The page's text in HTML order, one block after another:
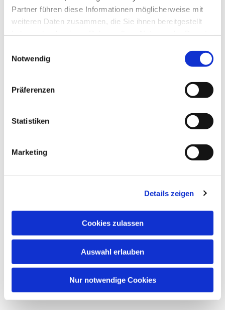
Partner führen diese Informationen möglicherweise mit
weiteren Daten zusammen, die Sie ihnen bereitgestellt
Notwendig
Präferenzen
Statistiken
Marketing
Details zeigen
Cookies zulassen
Auswahl erlauben
Nur notwendige Cookies
Dies könnte Sie auch interessieren